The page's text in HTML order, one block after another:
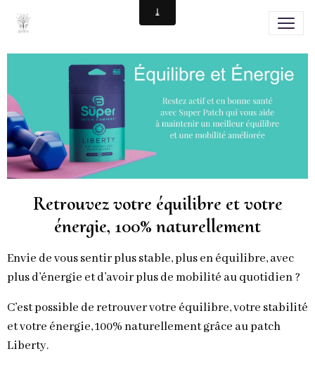
Retrouvez votre équilibre et votre
énergie, 100% naturellement
Envie de vous sentir plus stable, plus en équilibre, avec
plus d’énergie et d’avoir plus de mobilité au quotidien ?
C’est possible de retrouver votre équilibre, votre stabilité
et votre énergie, 100% naturellement grâce au patch
Liberty.